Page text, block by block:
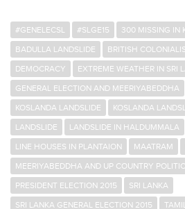
#GENELECSL #SLGE15 300 MISSING IN
BADULLA LANDSLIDE
BRITISH
DEMOCRACY
EXTREME WEATHER IN SRI
GENERAL ELECTION AND MEERIYABEDDHA
KOSLANDA LANDSLIDE
KOSLANDA
LANDSLIDE
LANDSLIDE IN HALDUMMALA
LINE HOUSES IN PLANTAION
MAATRAM
MEERIYABEDDHA AND UP COUNTRY
PRESIDENT ELECTION 2015
SRI LANKA
SRI LANKA GENERAL ELECTION 2015
TAMIL